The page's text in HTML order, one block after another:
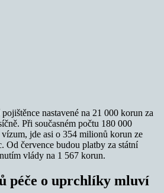
nastavené na 21 000 korun za
Při současném počtu 180 000
jde asi o 354 milionů korun ze
Od července budou platby za státní
vlády na 1 567 korun.
péče o uprchlíky mluví